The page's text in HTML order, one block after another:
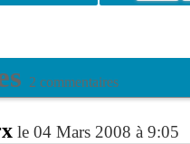
2 commentaires
le 04 Mars 2008 à 9:05